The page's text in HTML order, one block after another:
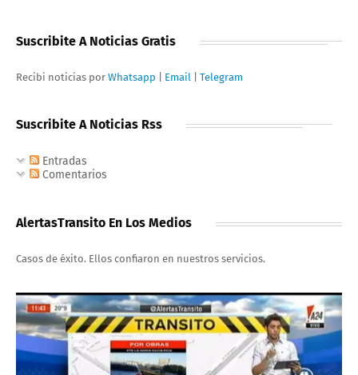
Suscribite A Noticias Gratis
Recibi noticias por Whatsapp Email Telegram
Suscribite A Noticias Rss
Entradas
Comentarios
AlertasTransito En Los Medios
Casos de éxito. Ellos confiaron en nuestros servicios.